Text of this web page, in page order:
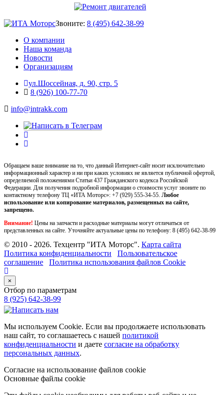
Звоните: 8 (495) 642-38-99
О компании
Наша команда
Новости
Организациям
ул.Шоссейная, д. 90, стр. 5
8 (926) 100-77-70
info@intrakk.com
Обращаем ваше внимание на то, что данный Интернет-сайт носит исключительно
информационный характер и ни при каких условиях не является публичной офертой,
определяемой положениями Статьи 437 Гражданского кодекса Российской
Федерации. Для получения подробной информации о стоимости услуг звоните по
контактному телефону ТЦ «ИТА Моторс»: +7 (929) 555-34-55. Любое
использование или копирование материалов, размещенных на сайте,
запрещено.
Внимание! Цены на запчасти и расходные материалы могут отличаться от
представленных на сайте. Уточняйте актуальные цены по телефону: 8 (495) 642-38-99
© 2010 - 2026. Техцентр "ИТА Моторс". Карта сайта
Политика конфиденциальности
Пользовательское
соглашение
Политика использования файлов Cookie
×
Отбор по параметрам
8 (925) 642-38-99
Мы используем Cookie. Если вы продолжаете использовать
наш сайт, то соглашаетесь с нашей политикой
конфиденциальности и даете согласие на обработку
персональных данных.
Согласие на использование файлов cookie
Основные файлы cookie